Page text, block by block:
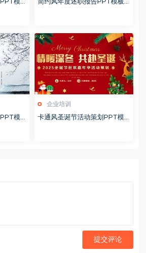
模
简约风年度述职报告PPT模板2
模
企业培训
卡通风圣诞节活动策划PPT模
提交评论